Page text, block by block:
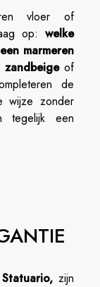
vloer of
op: welke
marmeren
zandbeigeof
de
wijze zonder
tegelijk een
zijn